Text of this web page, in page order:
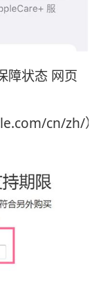
障状态 网页
cn/zh/）